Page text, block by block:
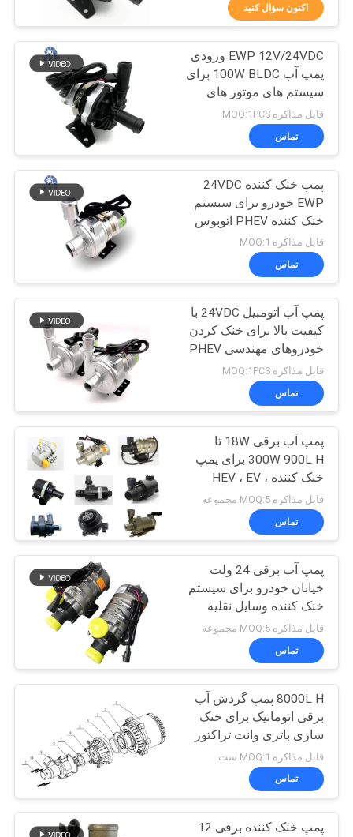
کنترل
کیفیت
تماس
اخبار
همه
موارد
درخواست
نقل قول
نقشه
سایت
سیاست
حفظ
حریم
خصوصی
درایور موتور 3 فاز
BLDC
24
پمپ آب خودرو
126
فن سانتریفیوژ BLDC
24
پمپ آب BLDC
65
موتور DC بدون برس
57
اکنون سؤال کنید
EWP 12V/24VDC ورودی
پمپ آب 100W BLDC برای
سیستم های موتور های
هیبریدی.
قابل مذاکره MOQ:1PCS
تماس
پمپ خنک کننده 24VDC
EWP خودرو برای سیستم
خنک کننده PHEV اتوبوس
هیبریدی خودرو.
قابل مذاکره MOQ:1
تماس
پمپ آب اتومبیل 24VDC با
کیفیت بالا برای خنک کردن
خودروهای مهندسی PHEV
قابل مذاکره MOQ:1PCS
تماس
پمپ آب برقی 18W تا
300W 900L H برای پمپ
خنک کننده HEV ، EV ،
PHEV
قابل مذاکره MOQ:5 مجموعه
تماس
پمپ آب برقی 24 ولت
خیابان خودرو برای سیستم
خنک کننده وسایل نقلیه
الکتریکی
قابل مذاکره MOQ:5 مجموعه
تماس
8000L H پمپ گردش آب
برقی اتوماتیک برای خنک
سازی باتری وانت تراکتور
قابل مذاکره MOQ:1 ست
تماس
پمپ خنک کننده برقی 12